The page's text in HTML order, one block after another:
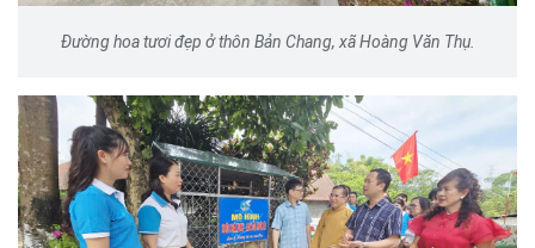
Đường hoa tươi đẹp ở thôn Bản Chang, xã Hoàng Văn Thụ.